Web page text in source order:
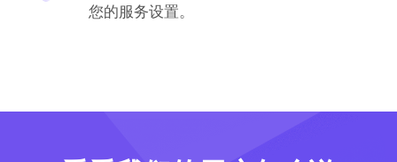
您的服务设置。